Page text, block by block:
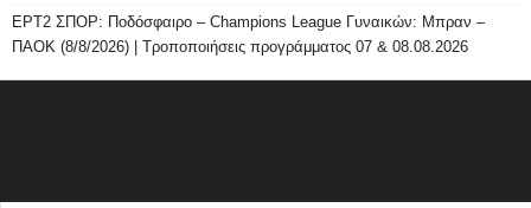
ΕΡΤ2 ΣΠΟΡ: Ποδόσφαιρο – Champions League Γυναικών: Μπραν –
ΠΑΟΚ (8/8/2026) | Τροποποιήσεις προγράμματος 07 & 08.08.2026